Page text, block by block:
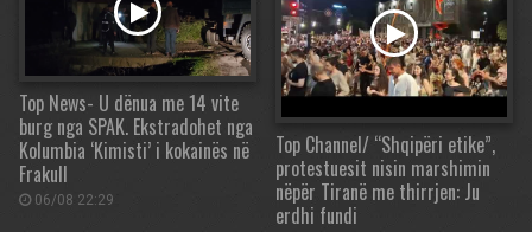
Top News- U dënua me 14 vite
burg nga SPAK. Ekstradohet nga
Kolumbia ‘Kimisti’ i kokainës në
Frakull
06/08 22:29
Top Channel/ “Shqipëri etike”,
protestuesit nisin marshimin
nëpër Tiranë me thirrjen: Ju
erdhi fundi